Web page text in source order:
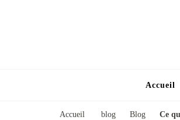
Accueil
Accueil blog Blog Ce